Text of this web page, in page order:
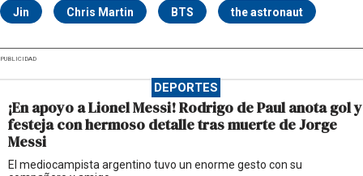
Jin Chris Martin BTS the astronaut
PUBLICIDAD
DEPORTES
¡En apoyo a Lionel Messi! Rodrigo de Paul anota gol y
festeja con hermoso detalle tras muerte de Jorge
Messi
El mediocampista argentino tuvo un enorme gesto con su